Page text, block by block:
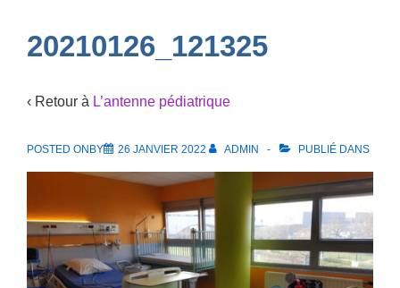
20210126_121325
‹ Retour à L’antenne pédiatrique
POSTED ONBY 26 JANVIER 2022 ADMIN PUBLIÉ DANS